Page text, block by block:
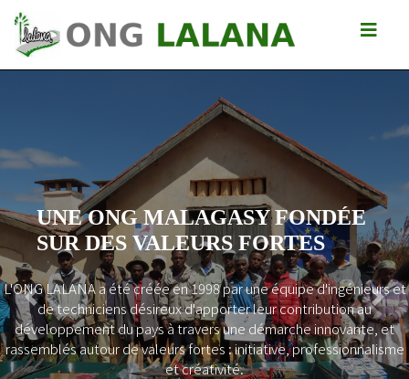
UNE ONG MALAGASY FONDÉE
SUR DES VALEURS FORTES
L'ONG LALANA a été créée en 1998 par une équipe d'ingénieurs et
de techniciens désireux d'apporter leur contribution au
développement du pays à travers une démarche innovante, et
rassemblés autour de valeurs fortes : initiative, professionnalisme
et créativité.
Previous Next